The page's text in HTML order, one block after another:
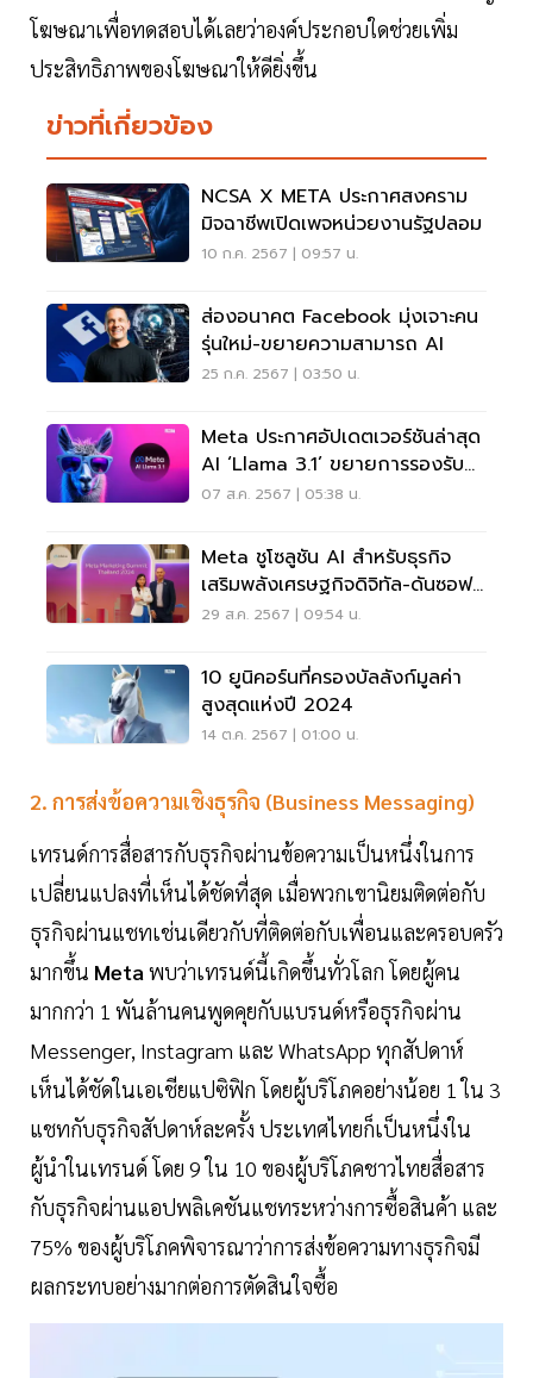
โฆษณาเพื่อทดสอบได้เลยว่าองค์ประกอบใดช่วยเพิ่ม
ประสิทธิภาพของโฆษณาให้ดียิ่งขึ้น
ข่าวที่เกี่ยวข้อง
NCSA X META ประกาศสงคราม
มิจฉาชีพเปิดเพจหน่วยงานรัฐปลอม
10 ก.ค. 2567 | 09:57 น.
ส่องอนาคต Facebook มุ่งเจาะคน
รุ่นใหม่-ขยายความสามารถ AI
25 ก.ค. 2567 | 03:50 น.
Meta ประกาศอัปเดตเวอร์ชันล่าสุด
AI ‘Llama 3.1’ ขยายการรองรับ
ภาษาไทย
07 ส.ค. 2567 | 05:38 น.
Meta ชูโซลูชัน AI สำหรับธุรกิจ
เสริมพลังเศรษฐกิจดิจิทัล-ดันซอฟต์
พาวเวอร์
29 ส.ค. 2567 | 09:54 น.
10 ยูนิคอร์นที่ครองบัลลังก์มูลค่า
สูงสุดแห่งปี 2024
14 ต.ค. 2567 | 01:00 น.
2. การส่งข้อความเชิงธุรกิจ (Business Messaging)
เทรนด์การสื่อสารกับธุรกิจผ่านข้อความเป็นหนึ่งในการ
เปลี่ยนแปลงที่เห็นได้ชัดที่สุด เมื่อพวกเขานิยมติดต่อกับ
ธุรกิจผ่านแชทเช่นเดียวกับที่ติดต่อกับเพื่อนและครอบครัว
มากขึ้น Meta พบว่าเทรนด์นี้เกิดขึ้นทั่วโลก โดยผู้คน
มากกว่า 1 พันล้านคนพูดคุยกับแบรนด์หรือธุรกิจผ่าน
Messenger, Instagram และ WhatsApp ทุกสัปดาห์
เห็นได้ชัดในเอเชียแปซิฟิก โดยผู้บริโภคอย่างน้อย 1 ใน 3
แชทกับธุรกิจสัปดาห์ละครั้ง ประเทศไทยก็เป็นหนึ่งใน
ผู้นำในเทรนด์ โดย 9 ใน 10 ของผู้บริโภคชาวไทยสื่อสาร
กับธุรกิจผ่านแอปพลิเคชันแชทระหว่างการซื้อสินค้า และ
75% ของผู้บริโภคพิจารณาว่าการส่งข้อความทางธุรกิจมี
ผลกระทบอย่างมากต่อการตัดสินใจซื้อ